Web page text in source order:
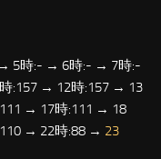
5時:- → 6時:- → 7時:-
:157 → 12時:157 → 13
→ 17時:111 → 18
→ 22時:88 → 23